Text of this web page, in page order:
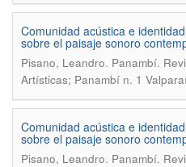
Comunidad acústica e
sobre el paisaje sonoro
Pisano, Leandro. Panambí.
Artísticas; Panambí n. 1
Comunidad acústica e
sobre el paisaje sonoro
Pisano, Leandro. Panambí.